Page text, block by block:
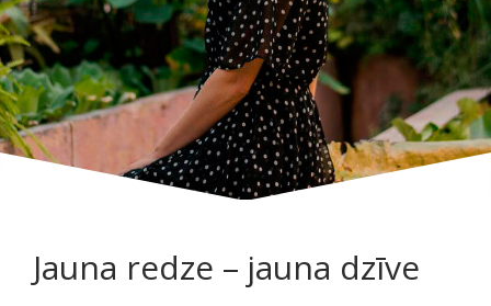
Jauna redze – jauna dzīve